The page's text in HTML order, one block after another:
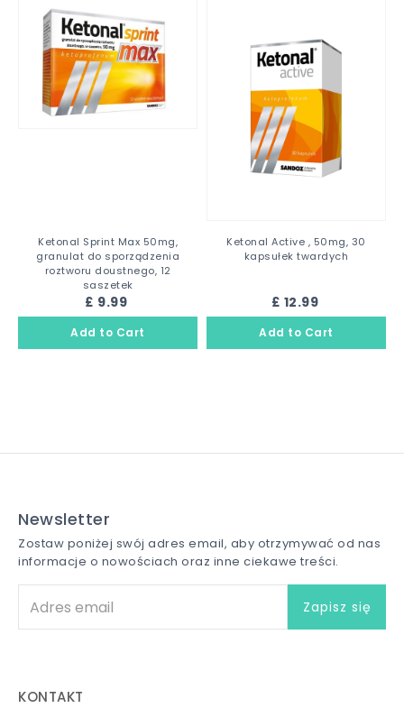
Ketonal Sprint Max 50mg,
granulat do sporządzenia
roztworu doustnego, 12
saszetek
£ 9.99
Ketonal Active , 50mg, 30
kapsułek twardych
£ 12.99
Newsletter
Zostaw poniżej swój adres email, aby otrzymywać od nas
informacje o nowościach oraz inne ciekawe treści.
KONTAKT